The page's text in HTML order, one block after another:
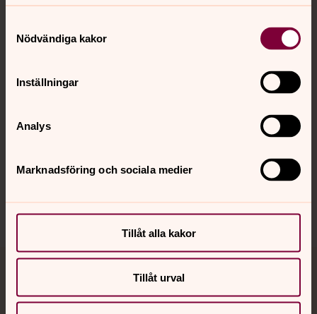
Nödvändiga kakor
Inställningar
Analys
Marknadsföring och sociala medier
Tillåt alla kakor
Tillåt urval
Kontakt
Sociala kanaler
Jourhavande präst